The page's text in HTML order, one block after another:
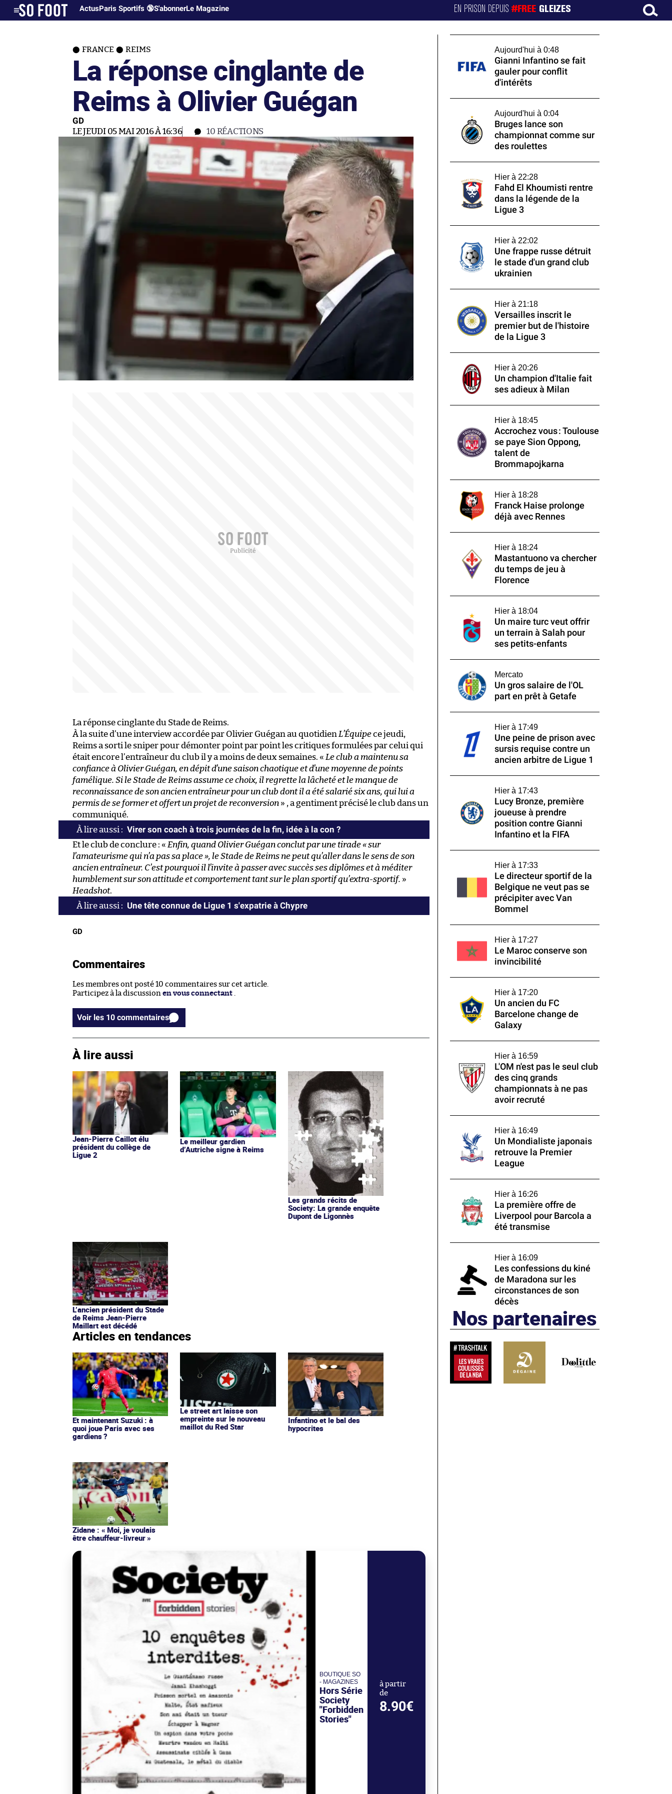
ActusParis Sportifs 🔞S'abonnerLe Magazine EN PRISON DEPUIS#FREE GLEIZES
FRANCE REIMS
La réponse cinglante de
Reims à Olivier Guégan
GD
LE JEUDI 05 MAI 2016 À 16:36 10 RÉACTIONS
La réponse cinglante du Stade de Reims.
À la suite d’une interview accordée par Olivier Guégan au quotidien L’Équipece jeudi,
Reims a sorti le sniper pour démonter point par point les critiques formulées par celui qui
était encore l’entraîneur du club il y a moins de deux semaines. « Le club a maintenu sa
confiance à Olivier Guégan, en dépit d’une saison chaotique et d’une moyenne de points
famélique. Si le Stade de Reims assume ce choix, il regrette la lâcheté et le manque de
reconnaissance de son ancien entraîneur pour un club dont il a été salarié six ans, qui lui a
permis de se former et offert un projet de reconversion » , a gentiment précisé le club dans un
communiqué.
Virer son coach à trois journées de la fin, idée à la con ?
Et le club de conclure : « Enfin, quand Olivier Guégan conclut par une tirade « sur
l’amateurisme qui n’a pas sa place », le Stade de Reims ne peut qu’aller dans le sens de son
ancien entraîneur. C’est pourquoi il l’invite à passer avec succès ses diplômes et à méditer
humblement sur son attitude et comportement tant sur le plan sportif qu’extra-sportif. »
Headshot.
Une tête connue de Ligue 1 s'expatrie à Chypre
GD
Commentaires
Les membres ont posté 10 commentaires sur cet article.
Participez à la discussion en vous connectant .
Voir les 10 commentaires
À lire aussi
Jean-Pierre Caillot élu
président du collège de
Ligue 2
Le meilleur gardien
d’Autriche signe à Reims
Les grands récits de
Society: La grande enquête
Dupont de Ligonnès
L’ancien président du Stade
de Reims Jean-Pierre
Maillart est décédé
Articles en tendances
Et maintenant Suzuki : à
quoi joue Paris avec ses
gardiens ?
Le street art laisse son
empreinte sur le nouveau
maillot du Red Star
Infantino et le bal des
hypocrites
Zidane : « Moi, je voulais
être chauffeur-livreur »
BOUTIQUE SO
- MAGAZINES
Hors Série
Society
"Forbidden
Stories"
à partir
de
8.90€
Aujourd'hui à 0:48
Gianni Infantino se fait
gauler pour conflit
d'intérêts
Aujourd'hui à 0:04
Bruges lance son
championnat comme sur
des roulettes
Hier à 22:28
Fahd El Khoumisti rentre
dans la légende de la
Ligue 3
Hier à 22:02
Une frappe russe détruit
le stade d'un grand club
ukrainien
Hier à 21:18
Versailles inscrit le
premier but de l'histoire
de la Ligue 3
Hier à 20:26
Un champion d'Italie fait
ses adieux à Milan
Hier à 18:45
Accrochez vous : Toulouse
se paye Sion Oppong,
talent de
Brommapojkarna
Hier à 18:28
Franck Haise prolonge
déjà avec Rennes
Hier à 18:24
Mastantuono va chercher
du temps de jeu à
Florence
Hier à 18:04
Un maire turc veut offrir
un terrain à Salah pour
ses petits-enfants
Mercato
Un gros salaire de l'OL
part en prêt à Getafe
Hier à 17:49
Une peine de prison avec
sursis requise contre un
ancien arbitre de Ligue 1
Hier à 17:43
Lucy Bronze, première
joueuse à prendre
position contre Gianni
Infantino et la FIFA
Hier à 17:33
Le directeur sportif de la
Belgique ne veut pas se
précipiter avec Van
Bommel
Hier à 17:27
Le Maroc conserve son
invincibilité
Hier à 17:20
Un ancien du FC
Barcelone change de
Galaxy
Hier à 16:59
L'OM n'est pas le seul club
des cinq grands
championnats à ne pas
avoir recruté
Hier à 16:49
Un Mondialiste japonais
retrouve la Premier
League
Hier à 16:26
La première offre de
Liverpool pour Barcola a
été transmise
Hier à 16:09
Les confessions du kiné
de Maradona sur les
circonstances de son
décès
Nos partenaires